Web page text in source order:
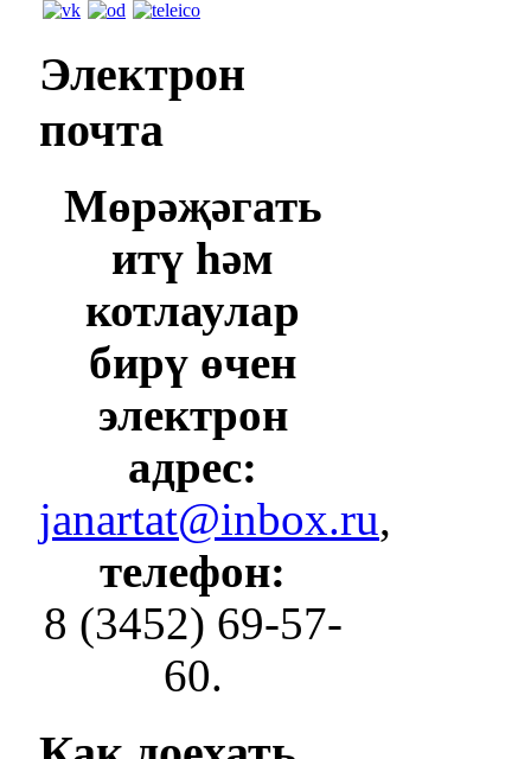
Электрон
почта
Мөрәҗәгать
итү һәм
котлаулар
бирү өчен
электрон
адрес:
janartat@inbox.ru,
телефон:
8 (3452) 69-57-
60.